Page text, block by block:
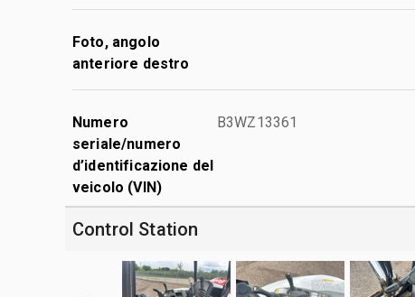
Foto, angolo
anteriore destro
Numero
seriale/numero
d’identificazione del
veicolo (VIN)
B3WZ13361
Control Station